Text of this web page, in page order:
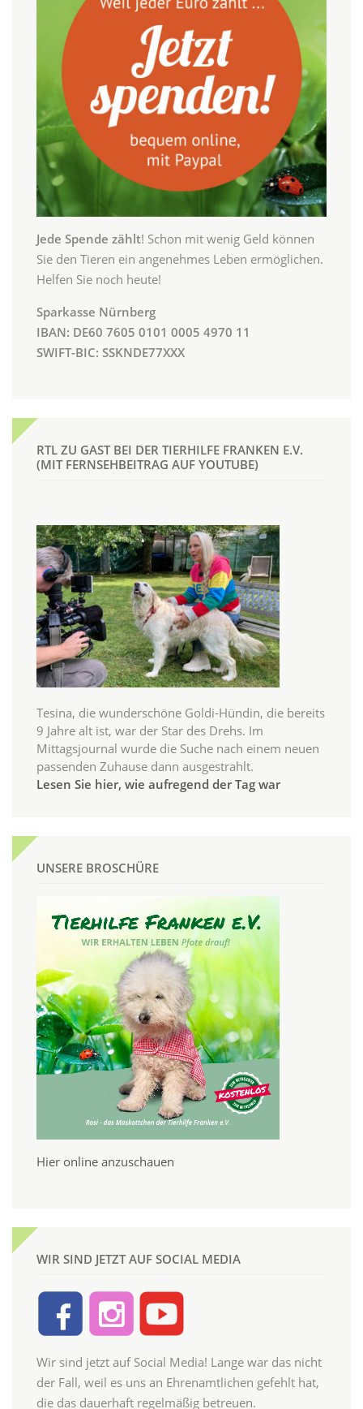
Jede Spende zählt! Schon mit wenig Geld können
Sie den Tieren ein angenehmes Leben ermöglichen.
Helfen Sie noch heute!
Sparkasse Nürnberg
IBAN: DE60 7605 0101 0005 4970 11
SWIFT-BIC: SSKNDE77XXX
RTL ZU GAST BEI DER TIERHILFE FRANKEN E.V.
(MIT FERNSEHBEITRAG AUF YOUTUBE)
Tesina, die wunderschöne Goldi-Hündin, die bereits
9 Jahre alt ist, war der Star des Drehs. Im
Mittagsjournal wurde die Suche nach einem neuen
passenden Zuhause dann ausgestrahlt.
Lesen Sie hier, wie aufregend der Tag war
UNSERE BROSCHÜRE
Hier online anzuschauen
WIR SIND JETZT AUF SOCIAL MEDIA
Wir sind jetzt auf Social Media! Lange war das nicht
der Fall, weil es uns an Ehrenamtlichen gefehlt hat,
die das dauerhaft regelmäßig betreuen.